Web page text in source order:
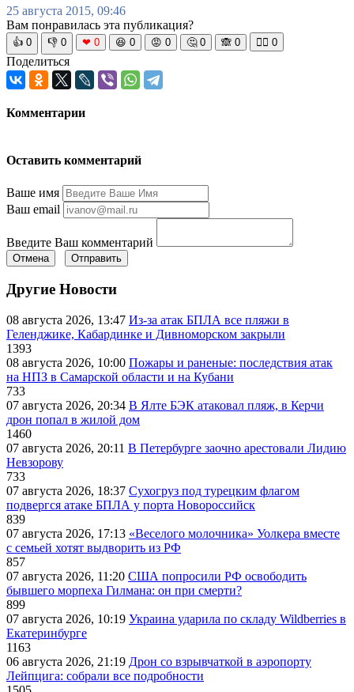
25 августа 2015, 09:46
Вам понравилась эта публикация?
👍 0 👎 0 ❤ 0 😆 0 😡 0 🤔 0 🙈 0 🧘‍♀️ 0
Поделиться
Комментарии
Оставить комментарий
Ваше имя
Ваш email
Введите Ваш комментарий
Отмена Отправить
Другие Новости
08 августа 2026, 13:47 Из-за атак БПЛА все пляжи в
Геленджике, Кабардинке и Дивноморском закрыли
1393
08 августа 2026, 10:00 Пожары и раненые: последствия атак
на НПЗ в Самарской области и на Кубани
733
07 августа 2026, 20:34 В Ялте БЭК атаковал пляж, в Керчи
дрон попал в жилой дом
1460
07 августа 2026, 20:11 В Петербурге заочно арестовали Лидию
Невзорову
733
07 августа 2026, 18:37 Сухогруз под турецким флагом
подвергся атаке БПЛА у порта Новороссийск
839
07 августа 2026, 17:13 «Веселого молочника» Уолкера вместе
с семьей хотят выдворить из РФ
857
07 августа 2026, 11:20 США попросили РФ освободить
бывшего морпеха Гилмана: он при смерти?
899
07 августа 2026, 10:19 Украина ударила по складу Wildberries в
Екатеринбурге
1163
06 августа 2026, 21:19 Дрон со взрывчаткой в аэропорту
Лейпцига: собрали все подробности